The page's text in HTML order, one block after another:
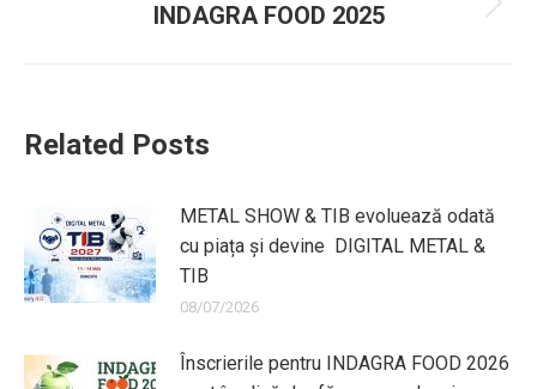
Următorul
INDAGRA FOOD 2025
Related Posts
METAL SHOW & TIB evoluează odată
cu piața și devine DIGITAL METAL &
TIB
08/07/2026
Înscrierile pentru INDAGRA FOOD 2026